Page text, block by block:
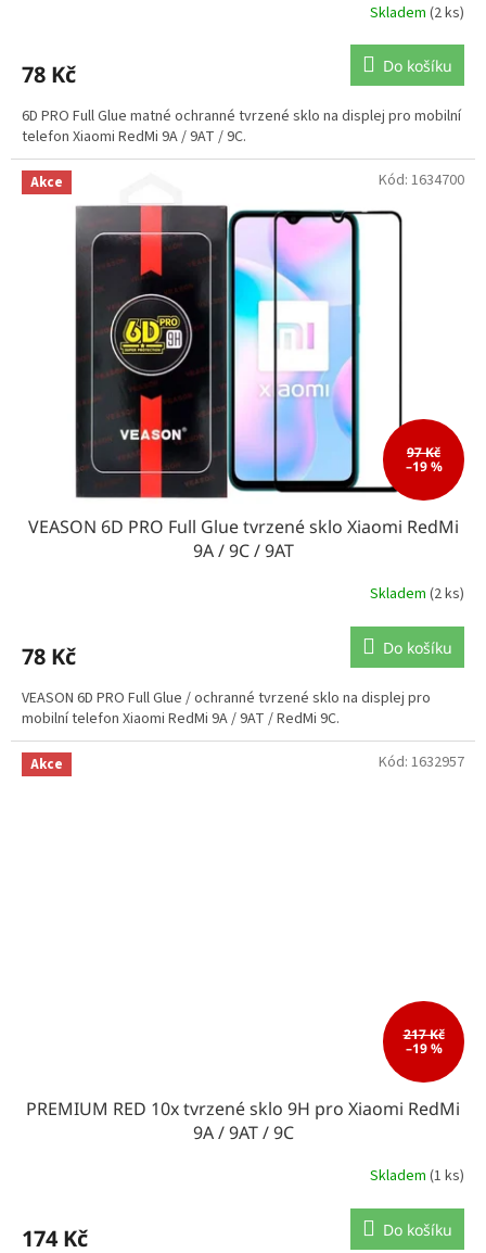
Skladem (2 ks)
78 Kč Do košíku
6D PRO Full Glue matné ochranné tvrzené sklo na displej pro mobilní
telefon Xiaomi RedMi 9A / 9AT / 9C.
Akce
97 Kč
–19 %
VEASON 6D PRO Full Glue tvrzené sklo Xiaomi RedMi
9A / 9C / 9AT
Skladem (2 ks)
78 Kč Do košíku
VEASON 6D PRO Full Glue / ochranné tvrzené sklo na displej pro
mobilní telefon Xiaomi RedMi 9A / 9AT / RedMi 9C.
Kód: 1634700
Akce
217 Kč
–19 %
PREMIUM RED 10x tvrzené sklo 9H pro Xiaomi RedMi
9A / 9AT / 9C
Skladem (1 ks)
174 Kč Do košíku
Kód: 1632957